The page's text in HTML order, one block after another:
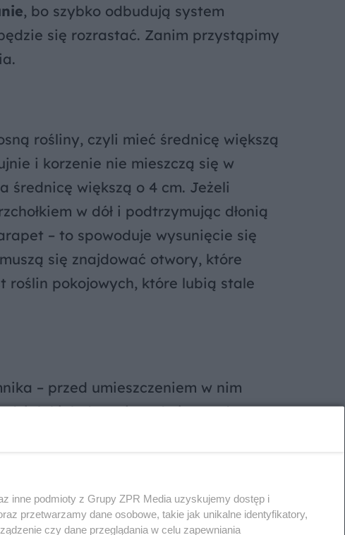
, bo szybko odbudują system
się rozrastać. Zanim przystąpimy
rośliny, czyli mieć średnicę większą
i korzenie nie mieszczą się w
średnicę większą o 4 cm. Jeżeli
w dół i podtrzymując dłonią
– to spowoduje wysunięcie się
się znajdować otwory, które
roślin pokojowych, które lubią stale
– przed umieszczeniem w nim
jak drenaż: nadmiar wody
wsiąknie, a gdy roślina osuszy
inne podmioty z Grupy ZPR Media uzyskujemy dostęp i
przetwarzamy dane osobowe, takie jak unikalne identyfikatory,
czy dane przeglądania w celu zapewniania